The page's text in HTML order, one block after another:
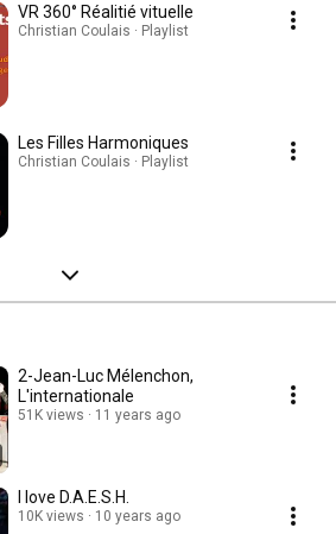
VR 360° Réalitié vituelle
Christian Coulais · Playlist
Les Filles Harmoniques
Christian Coulais · Playlist
2-Jean-Luc Mélenchon,
L'internationale
51K views 11 years ago
I love D.A.E.S.H.
10K views 10 years ago